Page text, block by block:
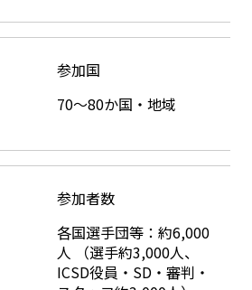
参加国
70～80か国・地域
参加者数
各国選手団等：約6,000
人 （選手約3,000人、
ICSD役員・SD・審判・